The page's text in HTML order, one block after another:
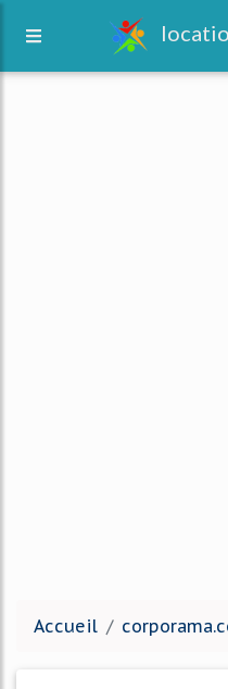
Accueil